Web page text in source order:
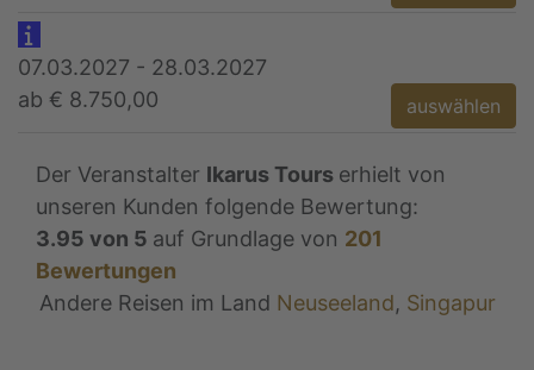
07.03.2027 - 28.03.2027
ab € 8.750,00
auswählen
Der Veranstalter Ikarus Tours erhielt von
unseren Kunden folgende Bewertung:
3.95 von 5 auf Grundlage von 201
Bewertungen
Andere Reisen im Land Neuseeland, Singapur